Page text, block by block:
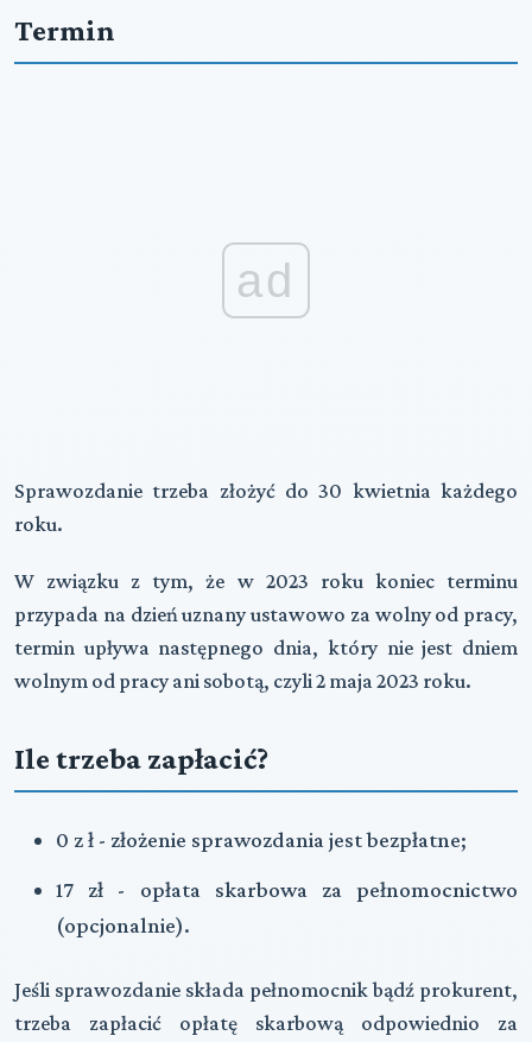
Termin
ad
Sprawozdanie trzeba złożyć do 30 kwietnia każdego
roku.
W związku z tym, że w 2023 roku koniec terminu
przypada na dzień uznany ustawowo za wolny od pracy,
termin upływa następnego dnia, który nie jest dniem
wolnym od pracy ani sobotą, czyli 2 maja 2023 roku.
Ile trzeba zapłacić?
0 z ł - złożenie sprawozdania jest bezpłatne;
17 zł - opłata skarbowa za pełnomocnictwo
(opcjonalnie).
Jeśli sprawozdanie składa pełnomocnikbądź prokurent,
trzeba zapłacić opłatę skarbową odpowiednio za